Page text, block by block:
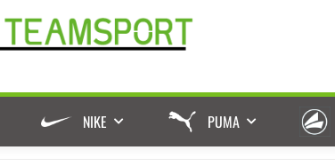
NIKE PUMA